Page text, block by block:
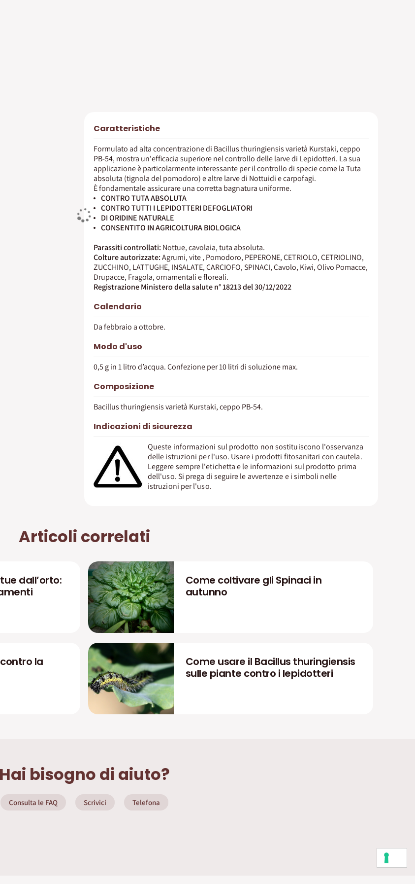
Caratteristiche
Formulato ad alta concentrazione di Bacillus thuringiensis varietà Kurstaki, ceppo
PB-54, mostra un'efficacia superiore nel controllo delle larve di Lepidotteri. La sua
applicazione è particolarmente interessante per il controllo di specie come la Tuta
absoluta (tignola del pomodoro) e altre larve di Nottuidi e carpofagi.
È fondamentale assicurare una corretta bagnatura uniforme.
CONTRO TUTA ABSOLUTA
CONTRO TUTTI I LEPIDOTTERI DEFOGLIATORI
DI ORIDINE NATURALE
CONSENTITO IN AGRICOLTURA BIOLOGICA
Parassiti controllati: Nottue, cavolaia, tuta absoluta.
Colture autorizzate:Agrumi, vite , Pomodoro, PEPERONE, CETRIOLO, CETRIOLINO,
ZUCCHINO, LATTUGHE, INSALATE, CARCIOFO, SPINACI, Cavolo, Kiwi, Olivo Pomacce,
Drupacce, Fragola, ornamentali e floreali.
Registrazione Ministero della salute n° 18213 del 30/12/2022
Calendario
Da febbraio a ottobre.
Modo d'uso
0,5 g in 1 litro d’acqua. Confezione per 10 litri di soluzione max.
Composizione
Bacillus thuringiensis varietà Kurstaki, ceppo PB-54.
Indicazioni di sicurezza
Queste informazioni sul prodotto non sostituiscono l'osservanza
delle istruzioni per l'uso. Usare i prodotti fitosanitari con cautela.
Leggere sempre l'etichetta e le informazioni sul prodotto prima
dell'uso. Si prega di seguire le avvertenze e i simboli nelle
istruzioni per l'uso.
Articoli correlati
dall’orto:
Come coltivare gli Spinaci in
autunno
la
Come usare il Bacillus thuringiensis
sulle piante contro i lepidotteri
Hai bisogno di aiuto?
Consulta le FAQ Scrivici Telefona